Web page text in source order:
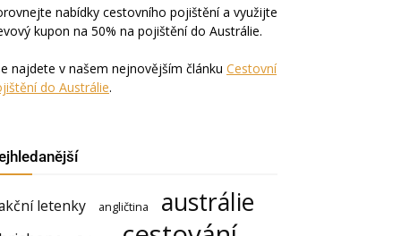
nabídky cestovního pojištění a využijte
kupon na 50% na pojištění do Austrálie.
najdete v našem nejnovějším článku Cestovní
do Austrálie.
letenky angličtina austrálie